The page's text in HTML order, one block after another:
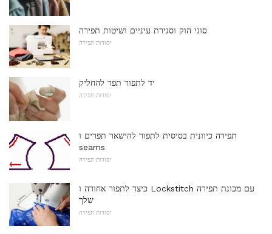
סוגי הוק וסגירת עיניים ושיטות תפירה
יסודות תפירה
יד לתפור תפר להחליק
יסודות תפירה
תפירה כיוונית בסיסית לתפור להישאר תפרים ו
seams
יסודות תפירה
כיצד לתפור אחורה ו Lockstitch עם מכונת תפירה
שלך
יסודות תפירה